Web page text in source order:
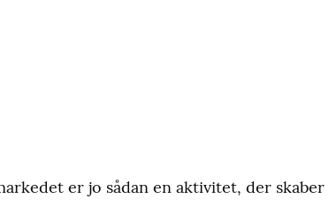
er jo sådan en aktivitet, der